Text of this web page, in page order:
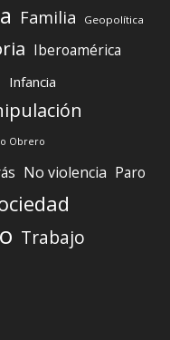
Familia Geopolítica
Iberoamérica
Infancia
Obrero
No violencia Paro
Trabajo